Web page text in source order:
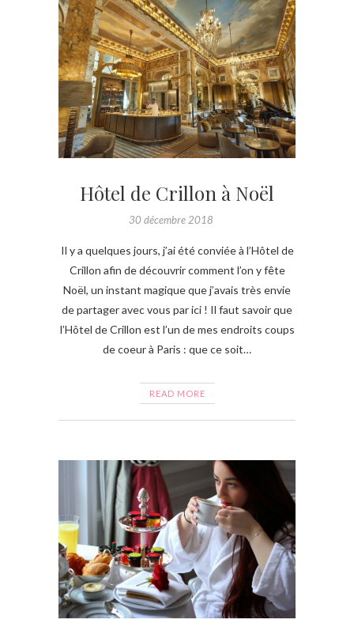
Hôtel de Crillon à Noël
30 décembre 2018
Il y a quelques jours, j’ai été conviée à l’Hôtel de
Crillon afin de découvrir comment l’on y fête
Noël, un instant magique que j’avais très envie
de partager avec vous par ici ! Il faut savoir que
l’Hôtel de Crillon est l’un de mes endroits coups
de coeur à Paris : que ce soit…
READ MORE